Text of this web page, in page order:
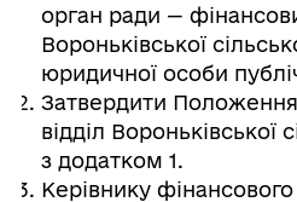
орган ради —
Вороньківської
юридичної особи
Затвердити
відділ Вороньківської
з додатком 1.
Керівнику фінансового